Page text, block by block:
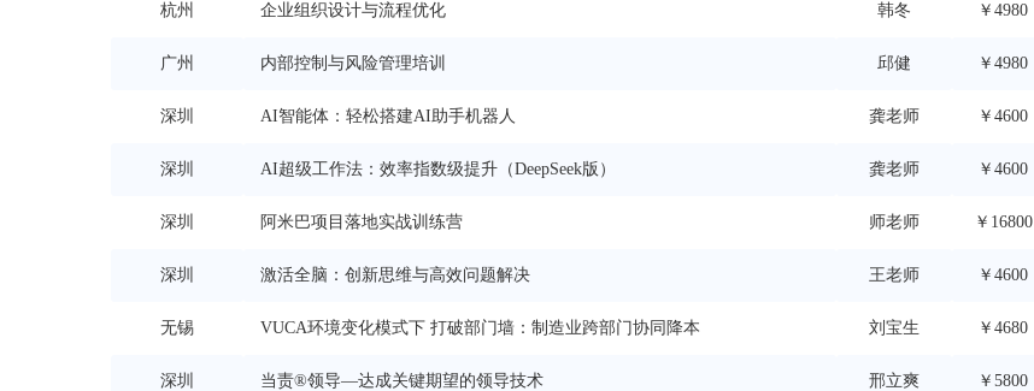
杭州 企业组织设计与流程优化 韩冬 ￥4980
广州 内部控制与风险管理培训 邱健 ￥4980
深圳 AI智能体：轻松搭建AI助手机器人 龚老师 ￥4600
深圳 AI超级工作法：效率指数级提升（DeepSeek版） 龚老师 ￥4600
深圳 阿米巴项目落地实战训练营 师老师 ￥16800
深圳 激活全脑：创新思维与高效问题解决 王老师 ￥4600
无锡 VUCA环境变化模式下 打破部门墙：制造业跨部门协同降本 刘宝生 ￥4680
深圳 当责®领导—达成关键期望的领导技术 邢立爽 ￥5800